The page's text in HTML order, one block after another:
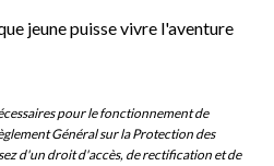
jeune puisse vivre l'aventure
pour le fonctionnement de
Général sur la Protection des
d'un droit d'accès, de rectification et de